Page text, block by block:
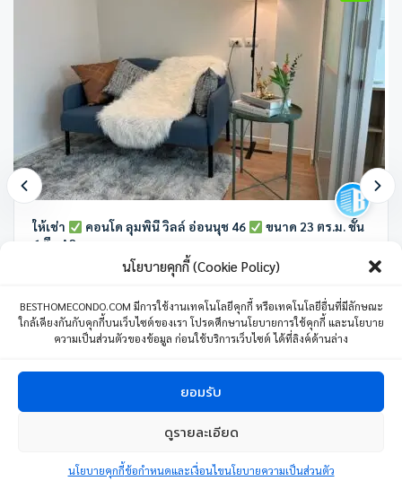
นโยบายคุกกี้ (Cookie Policy)
BESTHOMECONDO.COM มีการใช้งานเทคโนโลยีคุกกี้ หรือเทคโนโลยีอื่นที่มีลักษณะ
ใกล้เคียงกันกับคุกกี้บนเว็บไซต์ของเรา โปรดศึกษานโยบายการใช้คุกกี้ และนโยบาย
ความเป็นส่วนตัวของข้อมูล ก่อนใช้บริการเว็บไซต์ ได้ที่ลิงค์ด้านล่าง
ยอมรับ
ดูรายละเอียด
นโยบายคุกกี้ข้อกำหนดและเงื่อนไขนโยบายความเป็นส่วนตัว
ให้เช่า คอนโด ลุมพินี วิลล์ อ่อนนุช 46
ขนาด 23 ตร.ม. ชั้น
6 ตึก A2
ลุมพินี วิลล์ อ่อนนุช 46 ซอย อ่อนนุช 46 แขวงสวนหลวง เขตสวนหลวง
1 ห้องนอน 1 ห้องน้ำ 1 ที่จอดรถ 23 ตร.ม.